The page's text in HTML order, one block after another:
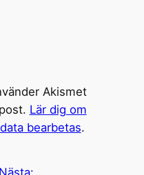
Akismet
Lär dig om
bearbetas.